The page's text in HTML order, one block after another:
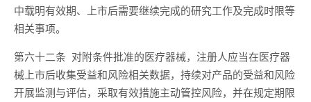
中载明有效期、上市后需要继续完成的研究工作及完成时限等
相关事项。
第六十二条 对附条件批准的医疗器械，注册人应当在医疗器
械上市后收集受益和风险相关数据，持续对产品的受益和风险
开展监测与评估，采取有效措施主动管控风险，并在规定期限